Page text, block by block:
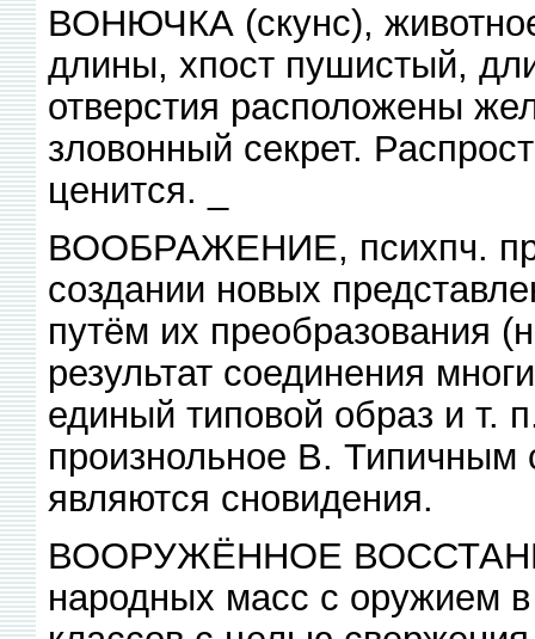
ВОНЮЧКА (скунс),
длины, хпост пушистый,
отверстия расположены
зловонный секрет.
ценится. _
ВООБРАЖЕНИЕ, психпч.
создании новых
путём их преобразования
результат соединения
единый типовой образ и т.
произнольное В. Типичным
являются сновидения.
ВООРУЖЁННОЕ
народных масс с оружием